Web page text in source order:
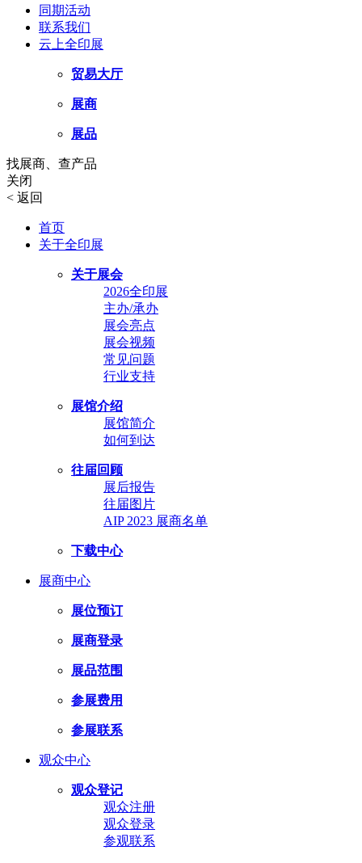
同期活动
联系我们
云上全印展
贸易大厅
展商
展品
找展商、查产品
关闭
< 返回
首页
关于全印展
关于展会
2026全印展
主办/承办
展会亮点
展会视频
常见问题
行业支持
展馆介绍
展馆简介
如何到达
往届回顾
展后报告
往届图片
AIP 2023 展商名单
下载中心
展商中心
展位预订
展商登录
展品范围
参展费用
参展联系
观众中心
观众登记
观众注册
观众登录
参观联系